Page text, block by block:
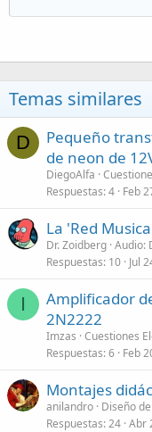
Temas similares
D
Pequeño
de neon de
DiegoAlfa
Respuestas 4 Feb
La 'Red
Dr. Zoidberg Audio:
Respuestas 10 Jul
I
Amplificador
2N2222
Imzas Cuestiones
Respuestas 6 Feb
Montajes
anilandro Diseño
Respuestas 24 Abr